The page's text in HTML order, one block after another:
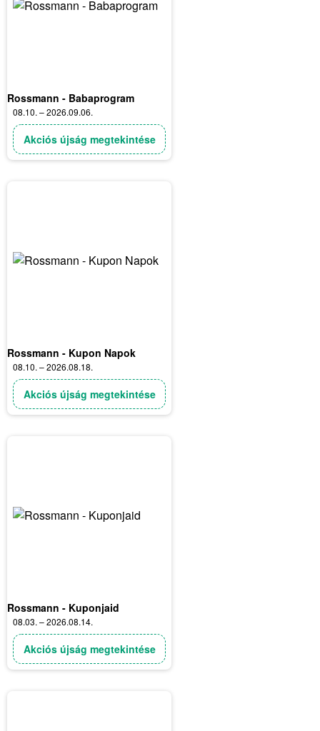
Rossmann - Babaprogram
08.10. – 2026.09.06.
Akciós újság megtekintése
Rossmann - Kupon Napok
08.10. – 2026.08.18.
Akciós újság megtekintése
Rossmann - Kuponjaid
08.03. – 2026.08.14.
Akciós újság megtekintése